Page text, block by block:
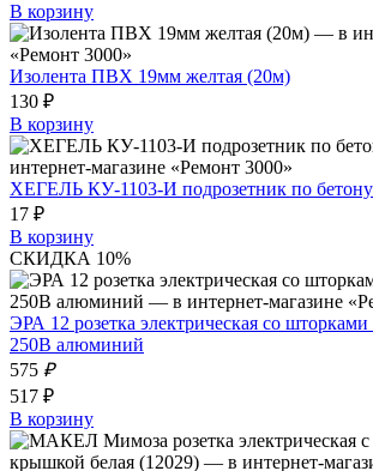
В корзину
Изолента ПВХ 19мм желтая (20м)
130 ₽
В корзину
ХЕГЕЛЬ КУ-1103-И подрозетник по
17 ₽
В корзину
СКИДКА 10%
ЭРА 12 розетка электрическая со
250В алюминий
575 ₽
517 ₽
В корзину